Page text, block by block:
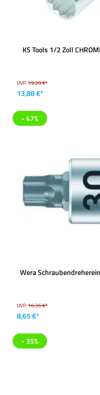
KS Tools 1/2 Zoll
UVP:19,28 €*
13,88 €*
- 47%
Wera
UVP:16,36 €*
8,65 €*
- 35%